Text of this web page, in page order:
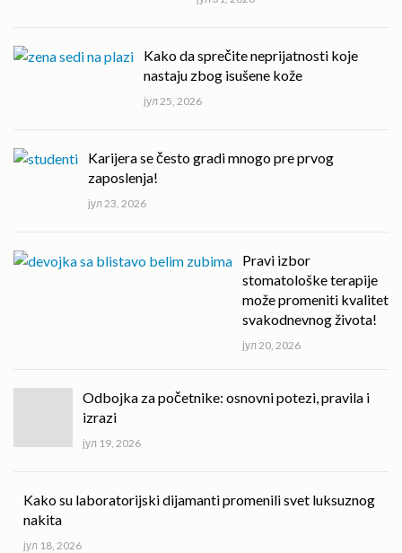
Kako da sprečite neprijatnosti koje
nastaju zbog isušene kože
јул 25, 2026
Karijera se često gradi mnogo pre prvog
zaposlenja!
јул 23, 2026
Pravi izbor
stomatološke terapije
može promeniti kvalitet
svakodnevnog života!
јул 20, 2026
Odbojka za početnike: osnovni potezi, pravila i
izrazi
јул 19, 2026
Kako su laboratorijski dijamanti promenili svet luksuznog
nakita
јул 18, 2026